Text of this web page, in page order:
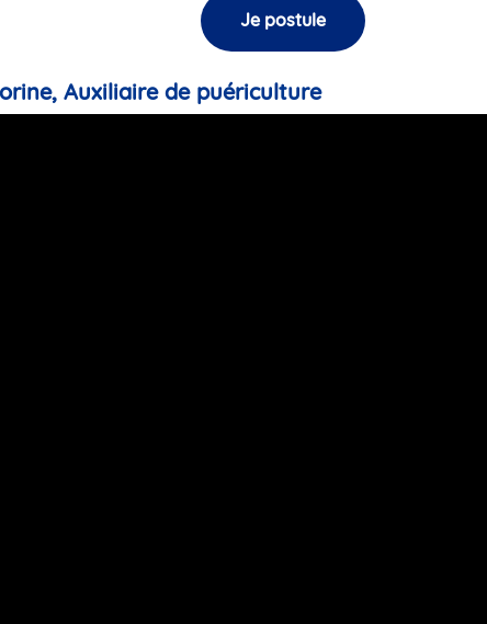
Je postule
Auxiliaire de puériculture